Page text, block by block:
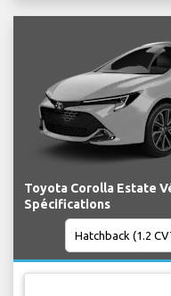
Toyota Corolla Estate
Spécifications